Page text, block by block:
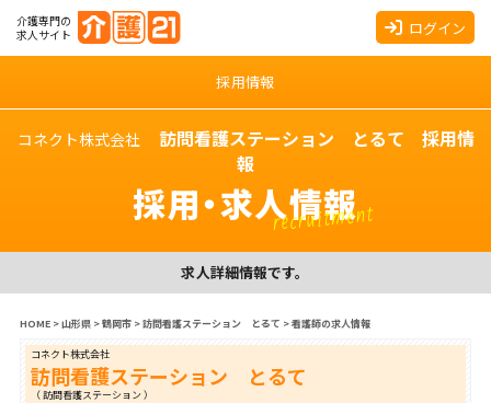
介護専門の
求人サイト
ログイン
採用情報
コネクト株式会社 訪問看護ステーション とるて 採用情
報
採用・求人情報
recruitment
求人詳細情報です。
HOME>山形県>鶴岡市>訪問看護ステーション とるて >看護師の求人情報
コネクト株式会社
訪問看護ステーション とるて
（ 訪問看護ステーション ）